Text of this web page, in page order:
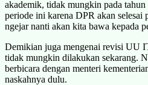
akademik, tidak mungkin pada
periode ini karena DPR akan selesai
ngejar nanti akan kita bawa kepada
Demikian juga mengenai revisi UU
tidak mungkin dilakukan sekarang.
berbicara dengan menteri
naskahnya dulu.